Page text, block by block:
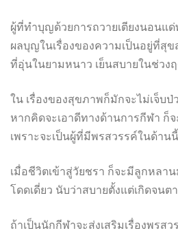
ผู้ที่ทำบุญด้วยการถวายเตียงนอนแ
ผลบุญในเรื่องของความเป็นอยู่ที่สุ
ที่อุ่นในยามหนาว เย็นสบายในช่วง
ใน เรื่องของสุขภาพก็มักจะไม่เจ็บป่
หากคิดจะเอาดีทางด้านการกีฬา ก็
เพราะจะเป็นผู้ที่มีพรสวรรค์ในด้าน
เมื่อชีวิตเข้าสู่วัยชรา ก็จะมีลูกหลา
โดดเดี่ยว นับว่าสบายตั้งแต่เกิดจนต
ถ้าเป็นนักกีฬาจะส่งเสริมเรื่องพรส